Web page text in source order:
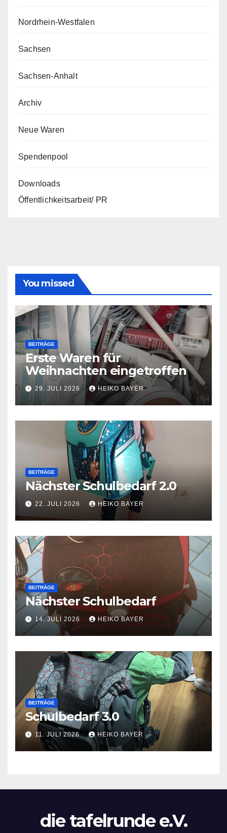
Nordrhein-Westfalen
Sachsen
Sachsen-Anhalt
Archiv
Neue Waren
Spendenpool
Downloads
Öffentlichkeitsarbeit/ PR
You missed
BEITRÄGE
Erste Waren für
Weihnachten eingetroffen
29. JULI 2026 HEIKO BAYER
BEITRÄGE
Nächster Schulbedarf 2.0
22. JULI 2026 HEIKO BAYER
BEITRÄGE
Nächster Schulbedarf
14. JULI 2026 HEIKO BAYER
BEITRÄGE
Schulbedarf 3.0
11. JULI 2026 HEIKO BAYER
die tafelrunde e.V.